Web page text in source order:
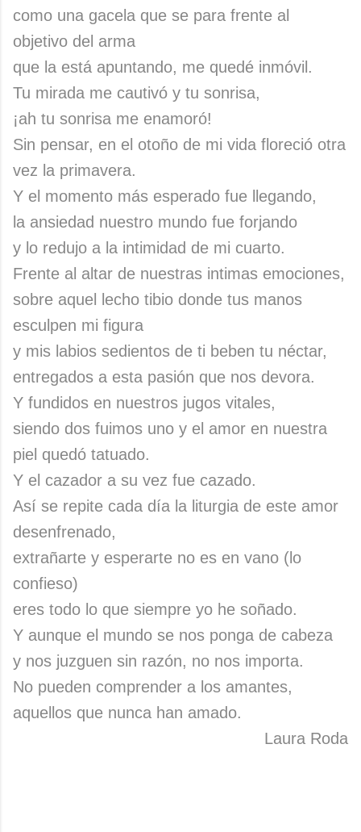
como una gacela que se para frente al
objetivo del arma
que la está apuntando, me quedé inmóvil.
Tu mirada me cautivó y tu sonrisa,
¡ah tu sonrisa me enamoró!
Sin pensar, en el otoño de mi vida floreció otra
vez la primavera.
Y el momento más esperado fue llegando,
la ansiedad nuestro mundo fue forjando
y lo redujo a la intimidad de mi cuarto.
Frente al altar de nuestras intimas emociones,
sobre aquel lecho tibio donde tus manos
esculpen mi figura
y mis labios sedientos de ti beben tu néctar,
entregados a esta pasión que nos devora.
Y fundidos en nuestros jugos vitales,
siendo dos fuimos uno y el amor en nuestra
piel quedó tatuado.
Y el cazador a su vez fue cazado.
Así se repite cada día la liturgia de este amor
desenfrenado,
extrañarte y esperarte no es en vano (lo
confieso)
eres todo lo que siempre yo he soñado.
Y aunque el mundo se nos ponga de cabeza
y nos juzguen sin razón, no nos importa.
No pueden comprender a los amantes,
aquellos que nunca han amado.
Laura Roda